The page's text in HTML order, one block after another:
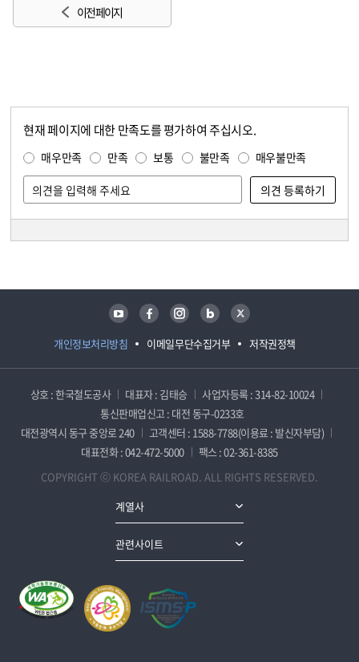
이전 페이지
현재 페이지에 대한 만족도를 평가하여 주십시오.
매우만족 만족 보통 불만족 매우불만족
개인정보처리방침 이메일무단수집거부 저작권정책
유튜브 페이스북 인스타그램 블로그 트위터
상호 : 한국철도공사 대표자 : 김태승
사업자등록 : 314-82-10024
통신판매업신고 : 대전 동구-0233호
대전광역시 동구 중앙로 240
고객센터 : 1588-7788(이용료 : 발신자부담)
대표전화 : 042-472-5000
팩스 : 02-361-8385
COPYRIGHT ⓒ KOREA RAILROAD. ALL RIGHTS RESERVED.
계열사
관련사이트